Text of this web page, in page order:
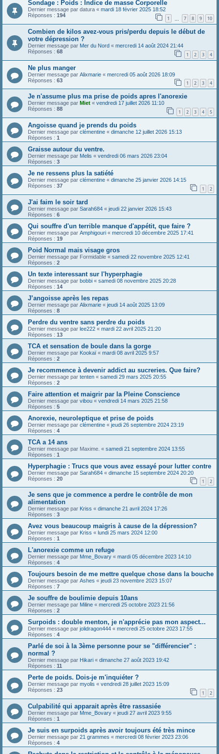
Sondage : Poids : Indice de masse Corporelle
Dernier message par datura « mardi 18 février 2025 18:52
Réponses : 194 1 7 8 9 10
Combien de kilos avez-vous pris/perdu depuis le début de
votre dépression ?
Dernier message par Mer du Nord « mercredi 14 août 2024 21:44
Réponses : 68 1 2 3 4
Ne plus manger
Dernier message par Alixmarie « mercredi 05 août 2026 18:09
Réponses : 63 1 2 3 4
Je n'assume plus ma prise de poids apres l'anorexie
Dernier message par Miet « vendredi 17 juillet 2026 11:10
Réponses : 88 1 2 3 4 5
Angoisse quand je prends du poids
Dernier message par clémentine « dimanche 12 juillet 2026 15:13
Réponses : 1
Graisse autour du ventre.
Dernier message par Melis « vendredi 06 mars 2026 23:04
Réponses : 3
Je ne ressens plus la satiété
Dernier message par clémentine « dimanche 25 janvier 2026 14:15
Réponses : 37 1 2
J'ai faim le soir tard
Dernier message par Sarah684 « jeudi 22 janvier 2026 15:43
Réponses : 6
Qui souffre d'un terrible manque d'appétit, que faire ?
Dernier message par Amphigouri « mercredi 10 décembre 2025 17:41
Réponses : 19
Poid Normal mais visage gros
Dernier message par Formidable « samedi 22 novembre 2025 12:41
Réponses : 2
Un texte interessant sur l'hyperphagie
Dernier message par bobbi « samedi 08 novembre 2025 20:28
Réponses : 14
J’angoisse après les repas
Dernier message par Alixmarie « jeudi 14 août 2025 13:09
Réponses : 8
Perdre du ventre sans perdre du poids
Dernier message par lee222 « mardi 22 avril 2025 21:20
Réponses : 13
TCA et sensation de boule dans la gorge
Dernier message par Kookaï « mardi 08 avril 2025 9:57
Réponses : 2
Je recommence à devenir addict au sucreries. Que faire?
Dernier message par tenten « samedi 29 mars 2025 20:55
Réponses : 2
Faire attention et maigrir par la Pleine Conscience
Dernier message par vibou « vendredi 14 mars 2025 21:58
Réponses : 5
Anorexie, neuroleptique et prise de poids
Dernier message par clémentine « jeudi 26 septembre 2024 23:19
Réponses : 4
TCA a 14 ans
Dernier message par Maxime. « samedi 21 septembre 2024 13:55
Réponses : 1
Hyperphagie : Trucs que vous avez essayé pour lutter contre
Dernier message par Sarah684 « dimanche 15 septembre 2024 20:20
Réponses : 20 1 2
Je sens que je commence a perdre le contrôle de mon
alimentation
Dernier message par Kriss « dimanche 21 avril 2024 17:26
Réponses : 3
Avez vous beaucoup maigris à cause de la dépression?
Dernier message par Kriss « lundi 25 mars 2024 12:00
Réponses : 1
L'anorexie comme un refuge
Dernier message par Mme_Bovary « mardi 05 décembre 2023 14:10
Réponses : 4
Toujours besoin de me mettre quelque chose dans la bouche
Dernier message par Ashes « jeudi 23 novembre 2023 15:07
Réponses : 7
Je souffre de boulimie depuis 10ans
Dernier message par Miline « mercredi 25 octobre 2023 21:56
Réponses : 2
Surpoids : double menton, je n'apprécie pas mon aspect...
Dernier message par jolidragon444 « mercredi 25 octobre 2023 17:55
Réponses : 4
Parlé de soi à la 3ème personne pour se "différencier" :
normal ?
Dernier message par Hikari « dimanche 27 août 2023 19:42
Réponses : 11
Perte de poids. Dois-je m'inquiéter ?
Dernier message par myolis « vendredi 28 juillet 2023 15:09
Réponses : 23 1 2
Culpabilité qui apparait après être rassasiée
Dernier message par Mme_Bovary « jeudi 27 avril 2023 9:55
Réponses : 1
Je suis en surpoids après avoir toujours été très mince
Dernier message par 21 grammes « mercredi 08 février 2023 23:06
Réponses : 4